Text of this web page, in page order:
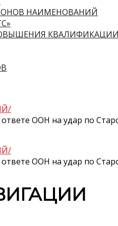
НАИМЕНОВАНИЙ
КВАЛИФИКАЦИИ
ООН на удар по
ООН на удар по